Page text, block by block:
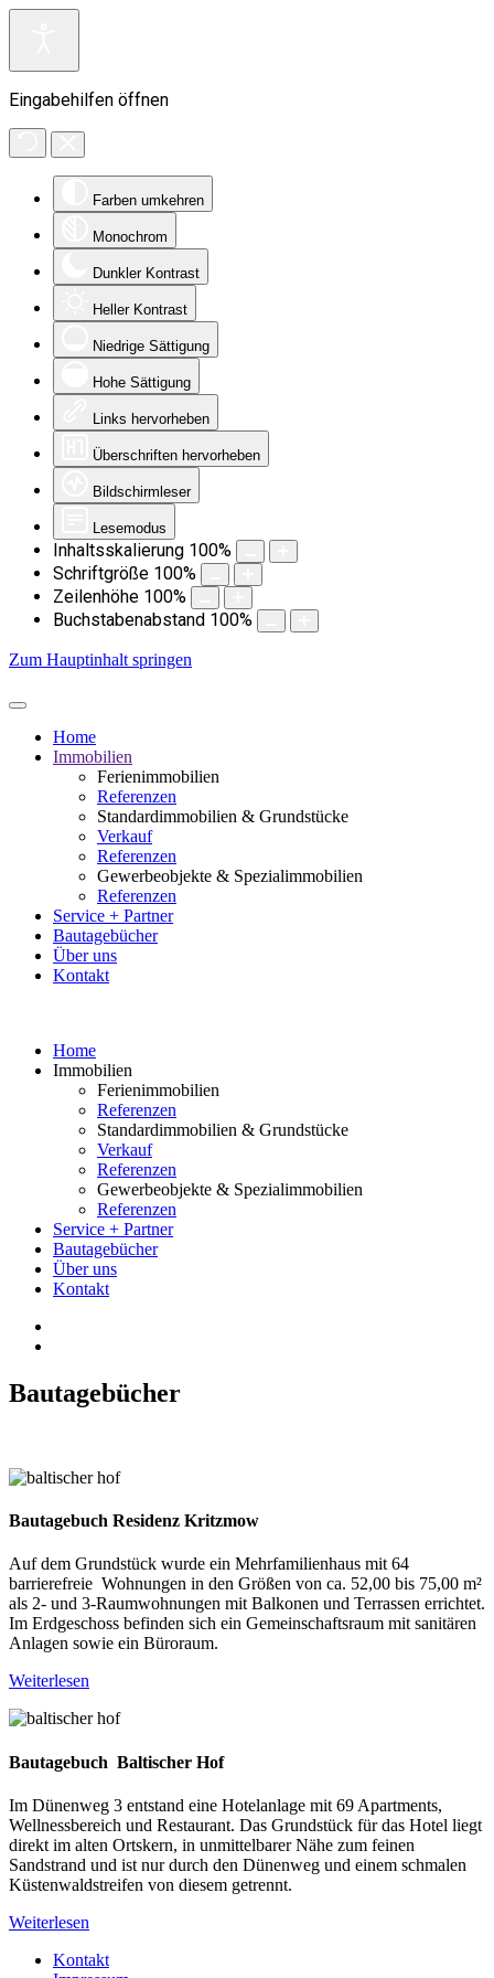
Eingabehilfen öffnen
Farben umkehren
Monochrom
Dunkler Kontrast
Heller Kontrast
Niedrige Sättigung
Hohe Sättigung
Links hervorheben
Überschriften hervorheben
Bildschirmleser
Lesemodus
Inhaltsskalierung 100%
Schriftgröße 100%
Zeilenhöhe 100%
Buchstabenabstand 100%
Zum Hauptinhalt springen
Home
Immobilien
Ferienimmobilien
Referenzen
Standardimmobilien & Grundstücke
Verkauf
Referenzen
Gewerbeobjekte & Spezialimmobilien
Referenzen
Service + Partner
Bautagebücher
Über uns
Kontakt
Home
Immobilien
Ferienimmobilien
Referenzen
Standardimmobilien & Grundstücke
Verkauf
Referenzen
Gewerbeobjekte & Spezialimmobilien
Referenzen
Service + Partner
Bautagebücher
Über uns
Kontakt
Bautagebücher
Bautagebuch Residenz Kritzmow
Auf dem Grundstück wurde ein Mehrfamilienhaus mit 64
barrierefreie Wohnungen in den Größen von ca. 52,00 bis 75,00 m²
als 2- und 3-Raumwohnungen mit Balkonen und Terrassen errichtet.
Im Erdgeschoss befinden sich ein Gemeinschaftsraum mit sanitären
Anlagen sowie ein Büroraum.
Weiterlesen
Bautagebuch Baltischer Hof
Im Dünenweg 3 entstand eine Hotelanlage mit 69 Apartments,
Wellnessbereich und Restaurant. Das Grundstück für das Hotel liegt
direkt im alten Ortskern, in unmittelbarer Nähe zum feinen
Sandstrand und ist nur durch den Dünenweg und einem schmalen
Küstenwaldstreifen von diesem getrennt.
Weiterlesen
Kontakt